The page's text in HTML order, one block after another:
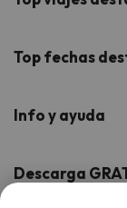
Buscounchollo en
Proveedores
Hoteles Cataluña
Hoteles Galicia
Viajes con Niños
Viajes de Novios
Top fechas
Verano
Vacaciones en
Info y ayuda
Contáctanos
Descarga